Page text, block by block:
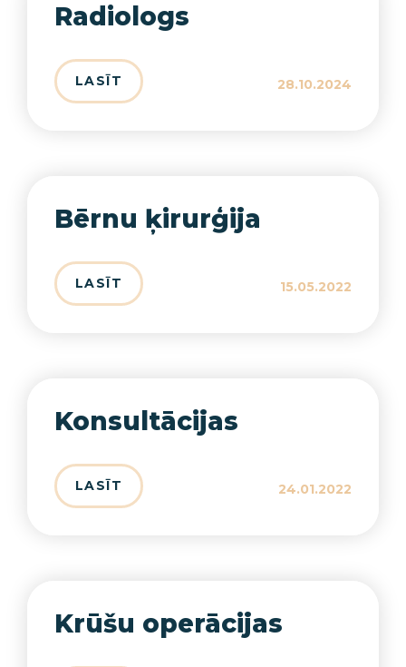
Radiologs
28.10.2024
LASĪT
Bērnu ķirurģija
15.05.2022
LASĪT
Konsultācijas
24.01.2022
LASĪT
Krūšu operācijas